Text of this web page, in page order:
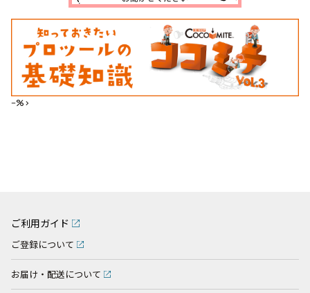
--%>
ご利用ガイド
ご登録について
お届け・配送について